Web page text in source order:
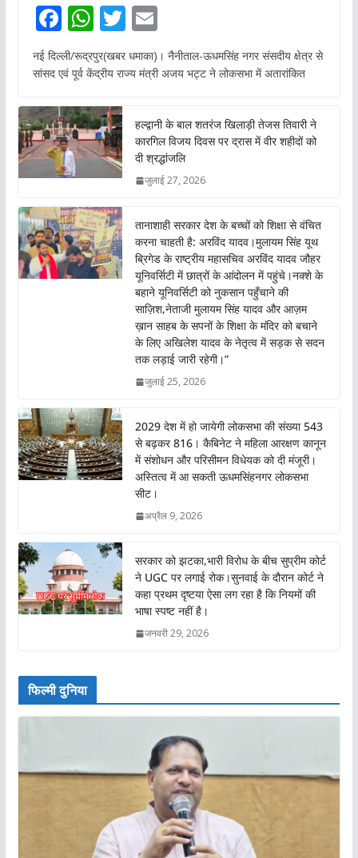
F
ac
e
o
o
k
W
h
at
A
p
p
T
w
itt
E
m
ai
नई दिल्ली/रूद्रपुर(खबर धमाका)। नैनीताल-ऊधमसिंह नगर संसदीय क्षेत्र से
सांसद एवं पूर्व केंद्रीय राज्य मंत्री अजय भट्ट ने लोकसभा में अतारांकित
हल्द्वानी के बाल शतरंज खिलाड़ी तेजस तिवारी ने
कारगिल विजय दिवस पर द्रास में वीर शहीदों को
दी श्रद्धांजलि
जुलाई 27, 2026
तानाशाही सरकार देश के बच्चों को शिक्षा से वंचित
करना चाहती है: अरविंद यादव।मुलायम सिंह यूथ
ब्रिगेड के राष्ट्रीय महासचिव अरविंद यादव जौहर
यूनिवर्सिटी में छात्रों के आंदोलन में पहुंचे।नक्शे के
बहाने यूनिवर्सिटी को नुकसान पहुँचाने की
साज़िश,नेताजी मुलायम सिंह यादव और आज़म
ख़ान साहब के सपनों के शिक्षा के मंदिर को बचाने
के लिए अखिलेश यादव के नेतृत्व में सड़क से सदन
तक लड़ाई जारी रहेगी।”
जुलाई 25, 2026
2029 देश में हो जायेगी लोकसभा की संख्या 543
से बढ़कर 816। कैबिनेट ने महिला आरक्षण कानून
में संशोधन और परिसीमन विधेयक को दी मंजूरी।
अस्तित्व में आ सकती ऊधमसिंहनगर लोकसभा
सीट।
अप्रैल 9, 2026
सरकार को झटका,भारी विरोध के बीच सुप्रीम कोर्ट
ने UGC पर लगाई रोक।सुनवाई के दौरान कोर्ट ने
कहा प्रथम दृष्टया ऐसा लग रहा है कि नियमों की
भाषा स्पष्ट नहीं है।
जनवरी 29, 2026
फिल्मी दुनिया